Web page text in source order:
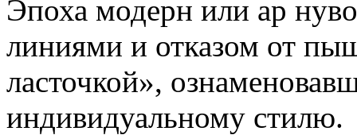
Эпоха модерн или ар
линиями и отказом от
ласточкой»,
индивидуальному стилю.